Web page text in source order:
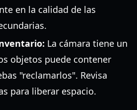
en la calidad de las
La cámara tiene un
objetos puede contener
"reclamarlos". Revisa
para liberar espacio.